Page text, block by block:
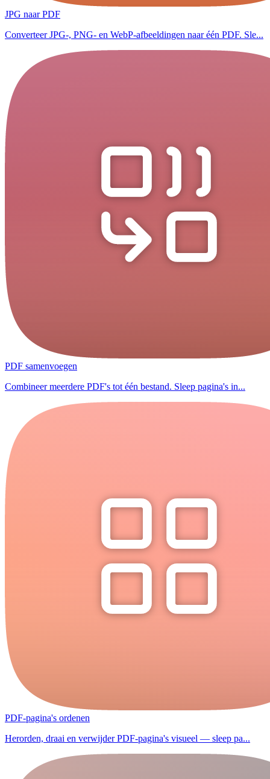
JPG naar PDF
Converteer JPG-, PNG- en WebP-afbeeldingen naar één PDF. Sle...
PDF samenvoegen
Combineer meerdere PDF's tot één bestand. Sleep pagina's in...
PDF-pagina's ordenen
Herorden, draai en verwijder PDF-pagina's visueel — sleep pa...